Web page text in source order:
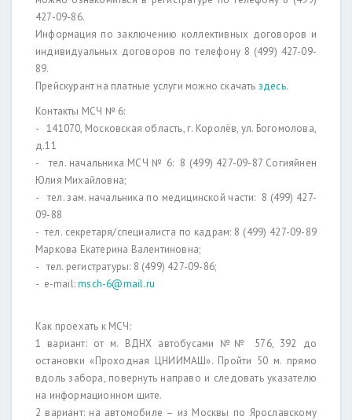
427-09-86.
Информация по заключению коллективных договоров и
индивидуальных договоров по телефону 8 (499) 427-09-
89.
Прейскурант на платные услуги можно скачать здесь.
Контакты МСЧ № 6:
- 141070, Московская область, г. Королёв, ул. Богомолова,
д.11
- тел. начальника МСЧ № 6: 8 (499) 427-09-87 Согияйнен
Юлия Михайловна;
- тел. зам. начальника по медицинской части: 8 (499) 427-
09-88
- тел. секретаря/специалиста по кадрам: 8 (499) 427-09-89
Маркова Екатерина Валентиновна;
- тел. регистратуры: 8 (499) 427-09-86;
- e-mail:msch-6@mail.ru
Как проехать к МСЧ:
1 вариант: от м. ВДНХ автобусами №№ 576, 392 до
остановки «Проходная ЦНИИМАШ». Пройти 50 м. прямо
вдоль забора, повернуть направо и следовать указателю
на информационном щите.
2 вариант: на автомобиле – из Москвы по Ярославскому